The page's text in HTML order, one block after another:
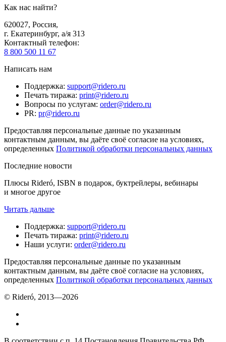
Как нас найти?
620027, Россия,
г. Екатеринбург, а/я 313
Контактный телефон:
8 800 500 11 67
Написать нам
Поддержка: support@ridero.ru
Печать тиража: print@ridero.ru
Вопросы по услугам: order@ridero.ru
PR: pr@ridero.ru
Предоставляя персональные данные по указанным
контактным данным, вы даёте своё согласие на условиях,
определенных Политикой обработки персональных данных
Последние новости
Плюсы Rideró, ISBN в подарок, буктрейлеры, вебинары
и многое другое
Читать дальше
Поддержка: support@ridero.ru
Печать тиража: print@ridero.ru
Наши услуги: order@ridero.ru
Предоставляя персональные данные по указанным
контактным данным, вы даёте своё согласие на условиях,
определенных Политикой обработки персональных данных
© Rideró, 2013—2026